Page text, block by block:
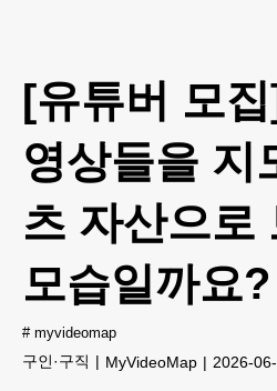
[유튜버 모
영상들을 지
츠 자산으로
모습일까요?
# myvideomap
구인·구직 MyVideoMap 2026-